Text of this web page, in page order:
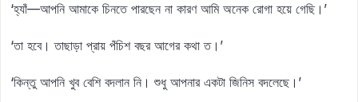
‘হ্যাঁ—আপনি আমাকে চিনতে পারছেন না কারণ আমি অনেক রোগা হয়ে গেছি।’
‘তা হবে। তাছাড়া প্রায় পঁচিশ বছর আগের কথা ত।’
‘কিন্তু আপনি খুব বেশি বদলান নি। শুধু আপনার একটা জিনিস বদলেছে।’